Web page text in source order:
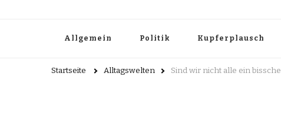
Kupferblau
Allgemein Politik Kupferplausch
Startseite Alltagswelten Sind wir nicht alle ein